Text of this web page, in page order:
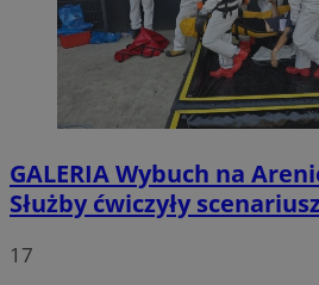
GALERIAWybuch na
Służby ćwiczyły
17